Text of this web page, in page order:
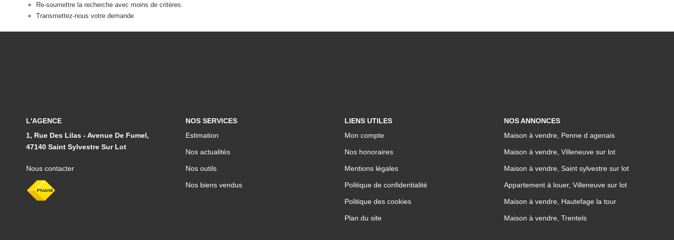
Re-soumettre la recherche avec moins de critères.
Transmettez-nous votre demande
L'AGENCE
1, Rue Des Lilas - Avenue De Fumel,
47140 Saint Sylvestre Sur Lot
Nous contacter
NOS SERVICES
Estimation
Nos actualités
Nos outils
Nos biens vendus
LIENS UTILES
Mon compte
Nos honoraires
Mentions légales
Politique de confidentialité
Politique des cookies
Plan du site
NOS ANNONCES
Maison à vendre, Penne d agenais
Maison à vendre, Villeneuve sur lot
Maison à vendre, Saint sylvestre sur lot
Appartement à louer, Villeneuve sur lot
Maison à vendre, Hautefage la tour
Maison à vendre, Trentels